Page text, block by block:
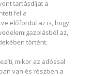
tartásdíjat a
fel a
előfordul az is, hogy
az,
történt.
mikor az adóssal
van és részben a